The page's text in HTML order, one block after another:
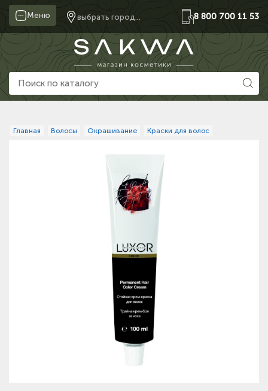
Меню выбрать город... 8 800 700 11 53
Главная Волосы Окрашивание Краски для волос